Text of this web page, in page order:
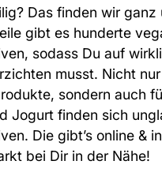
Das finden wir ganz
gibt es hunderte
sodass Du auf
musst. Nicht
sondern auch
Jogurt finden sich
Die gibt’s online &
bei Dir in der Nähe!